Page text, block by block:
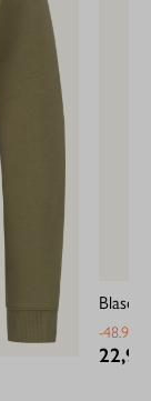
Blaser
-48.94%